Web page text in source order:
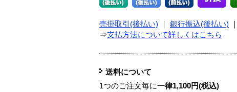
売掛取引(後払い) 銀行振込(後払い)
⇒支払方法について詳しくはこちら
送料について
1つのご注文毎に一律1,100円(税込)